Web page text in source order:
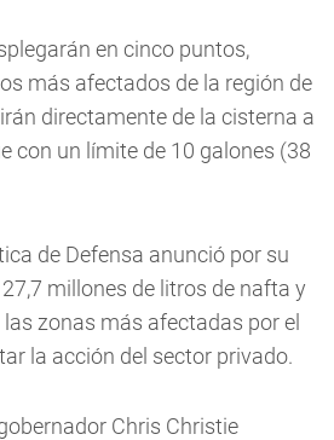
en cinco puntos,
más afectados de la región de
directamente de la cisterna a
con un límite de 10 galones (38
de Defensa anunció por su
millones de litros de nafta y
zonas más afectadas por el
la acción del sector privado.
Chris Christie